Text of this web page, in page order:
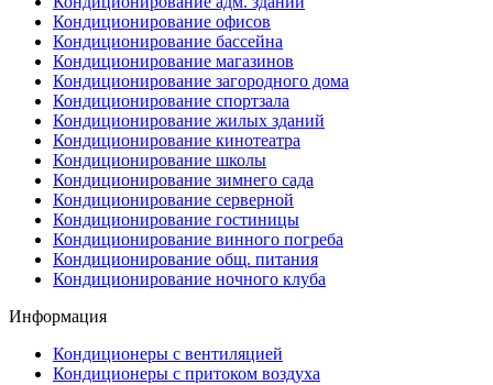
Кондиционирование офисов
Кондиционирование бассейна
Кондиционирование магазинов
Кондиционирование загородного дома
Кондиционирование спортзала
Кондиционирование жилых зданий
Кондиционирование кинотеатра
Кондиционирование школы
Кондиционирование зимнего сада
Кондиционирование серверной
Кондиционирование гостиницы
Кондиционирование винного погреба
Кондиционирование общ. питания
Кондиционирование ночного клуба
Информация
Кондиционеры с вентиляцией
Кондиционеры с притоком воздуха